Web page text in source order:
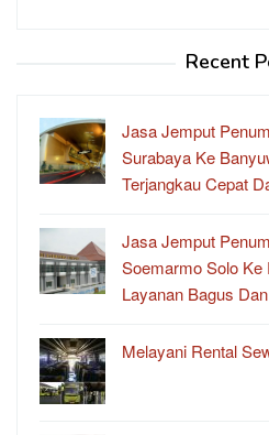
Recent
Jasa Jemput
Surabaya Ke
Terjangkau Cepat
Jasa Jemput
Soemarmo Solo Ke
Layanan Bagus
Melayani Rental